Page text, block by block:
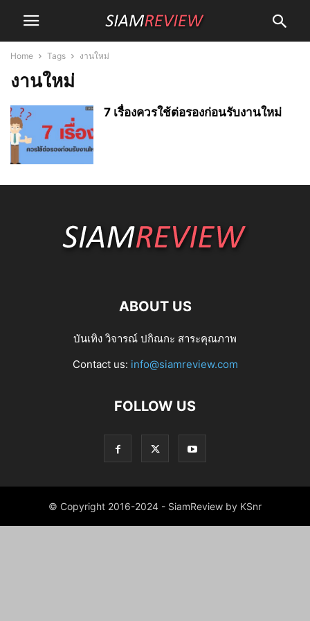
Home Tags งานใหม่
งานใหม่
7 เรื่องควรใช้ต่อรองก่อนรับงานใหม่
ABOUT US
บันเทิง วิจารณ์ ปกิณกะ สาระคุณภาพ
Contact us: info@siamreview.com
FOLLOW US
© Copyright 2016-2024 - SiamReview by KSnr